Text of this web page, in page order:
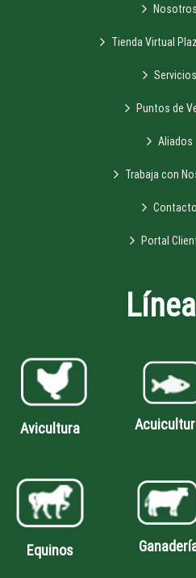
Nosotros
Tienda Virtual
Servicios
Puntos de
Aliados
Trabaja con
Contacto
Portal
Avicultura
Equinos